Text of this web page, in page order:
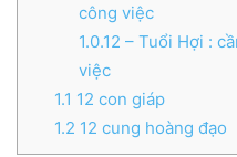
công việc
1.0.12 – Tuổi Hợi :
việc
1.1 12 con giáp
1.2 12 cung hoàng đạo